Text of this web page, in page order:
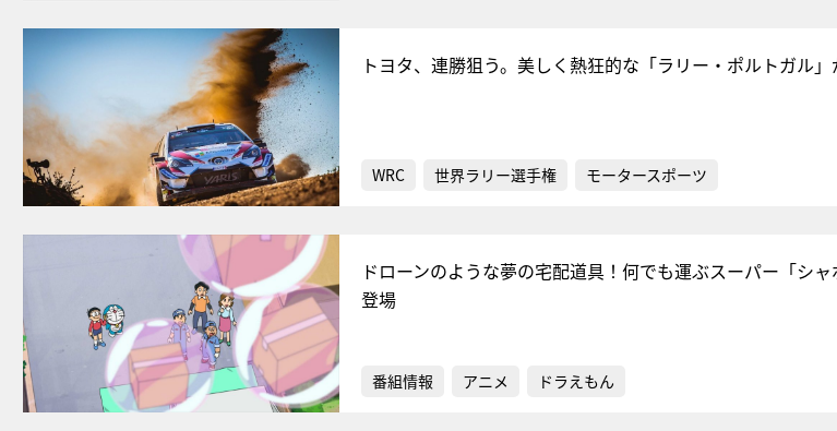
トヨタ、連勝狙う。美しく熱狂的な「ラリー・ポルトガル
WRC 世界ラリー選手権 モータースポーツ
ドローンのような夢の宅配道具！何でも運ぶスーパー「シ
登場
番組情報 アニメ ドラえもん